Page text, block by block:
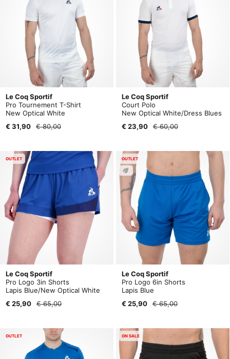
Le Coq Sportif
Pro Tournement T-Shirt
New Optical White
€ 31,90
€ 80,00
Le Coq Sportif
Court Polo
New Optical White/Dress Blues
€ 23,90
€ 60,00
OUTLET
Le Coq Sportif
Pro Logo 3in Shorts
Lapis Blue/New Optical White
€ 25,90
€ 65,00
OUTLET
Le Coq Sportif
Pro Logo 6in Shorts
Lapis Blue
€ 25,90
€ 65,00
OUTLET ON SALE